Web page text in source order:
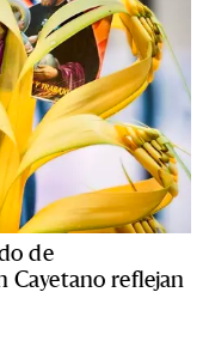
de
Cayetano reflejan